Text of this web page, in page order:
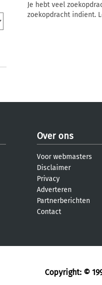
Je hebt veel
zoekopdracht indient.
Over ons
Voor webmasters
Disclaimer
Privacy
Adverteren
Partnerberichten
Contact
Copyright: ©